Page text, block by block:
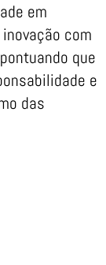
em
com
que
e
das